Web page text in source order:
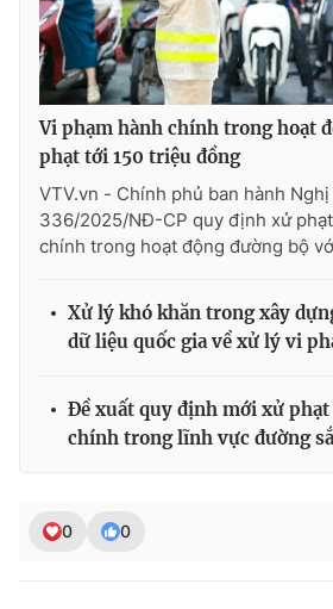
Vi phạm hành chính trong hoạt
phạt tới 150 triệu đồng
VTV.vn - Chính phủ ban hành
336/2025/NĐ-CP quy định xử
chính trong hoạt động đường bộ
Xử lý khó khăn trong xây
dữ liệu quốc gia về xử lý vi
Đề xuất quy định mới xử
chính trong lĩnh vực đường
0 0